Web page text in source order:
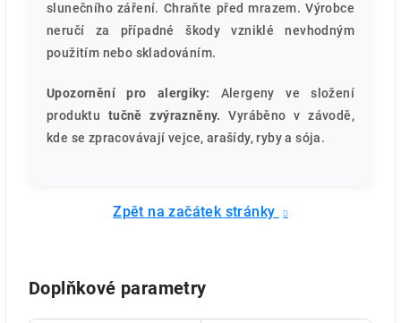
slunečního záření. Chraňte před mrazem. Výrobce
neručí za případné škody vzniklé nevhodným
použitím nebo skladováním.
Upozornění pro alergiky: Alergeny ve složení
produktu tučně zvýrazněny.
Vyráběno v závodě,
kde se zpracovávají vejce, arašídy, ryby a sója.
Zpět na začátek stránky
Doplňkové parametry